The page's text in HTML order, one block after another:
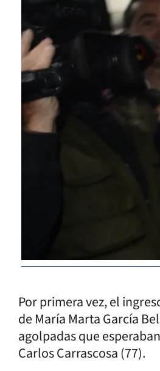
Por primera vez, el
de María Marta García
agolpadas que
Carlos Carrascosa (77).